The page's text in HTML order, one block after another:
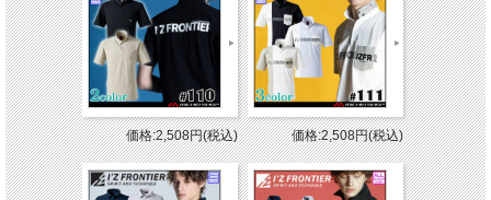
価格:2,508円(税込) 価格:2,508円(税込)